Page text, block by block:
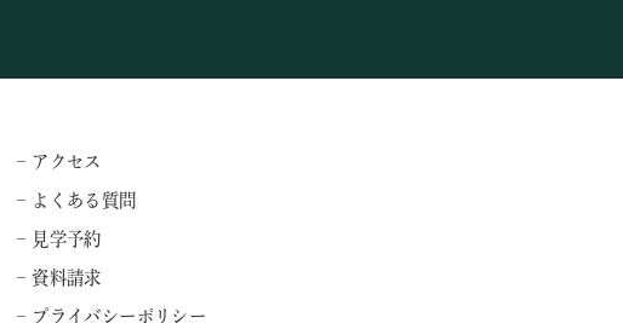
– アクセス
– よくある質問
– 見学予約
– 資料請求
– プライバシーポリシー